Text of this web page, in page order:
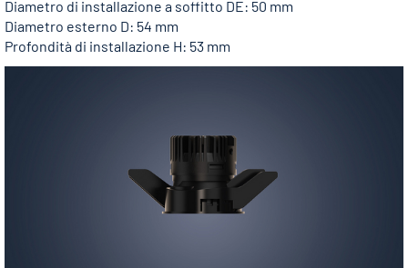
Diametro di installazione a soffitto DE: 50 mm
Diametro esterno D: 54 mm
Profondità di installazione H: 53 mm